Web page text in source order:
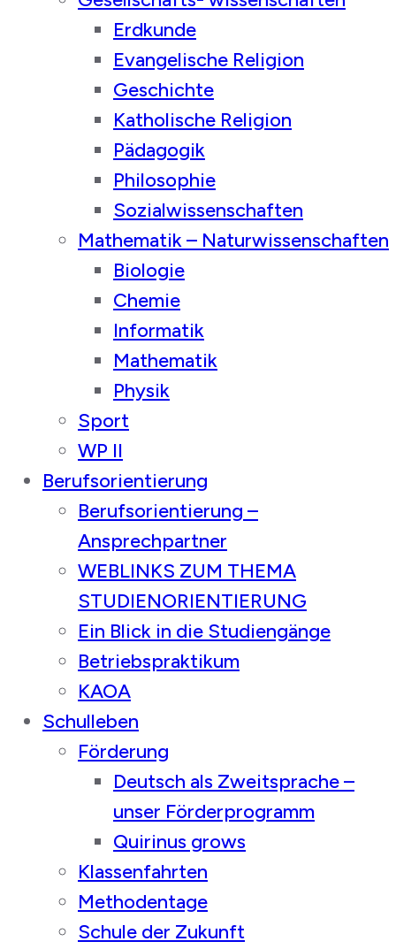
Erdkunde
Evangelische Religion
Geschichte
Katholische Religion
Pädagogik
Philosophie
Sozialwissenschaften
Mathematik – Naturwissenschaften
Biologie
Chemie
Informatik
Mathematik
Physik
Sport
WP II
Berufsorientierung
Berufsorientierung –
Ansprechpartner
WEBLINKS ZUM THEMA
STUDIENORIENTIERUNG
Ein Blick in die Studiengänge
Betriebspraktikum
KAOA
Schulleben
Förderung
Deutsch als Zweitsprache –
unser Förderprogramm
Quirinus grows
Klassenfahrten
Methodentage
Schule der Zukunft